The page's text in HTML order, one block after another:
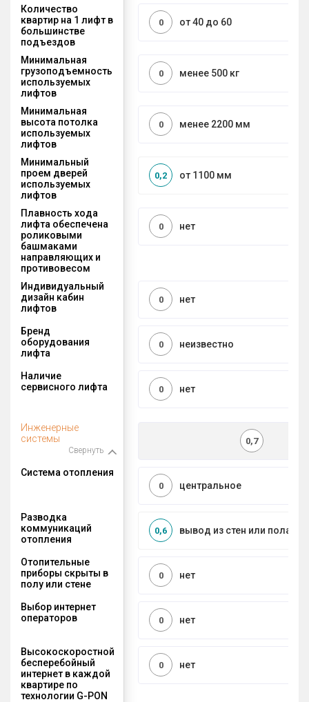
Количество
квартир на 1 лифт в
большинстве
подъездов
от 40 до 60
0
Минимальная
грузоподъемность
используемых
лифтов
менее 500 кг
0
Минимальная
высота потолка
используемых
лифтов
менее 2200 мм
0
Минимальный
проем дверей
используемых
лифтов
от 1100 мм
0,2
Плавность хода
лифта обеспечена
роликовыми
башмаками
направляющих и
противовесом
нет
0
Индивидуальный
дизайн кабин
лифтов
нет
0
Бренд
оборудования
лифта
неизвестно
0
Наличие
сервисного лифта
нет
0
Инженерные
системы
Свернуть
0,7
Система отопления
центральное
0
Разводка
коммуникаций
отопления
вывод из стен или пола
0,6
Отопительные
приборы скрыты в
полу или стене
нет
0
Выбор интернет
операторов
нет
0
Высокоскоростной
бесперебойный
интернет в каждой
квартире по
технологии G-PON
нет
0